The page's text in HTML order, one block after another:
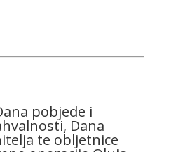
pobjede i
Dana
te obljetnice